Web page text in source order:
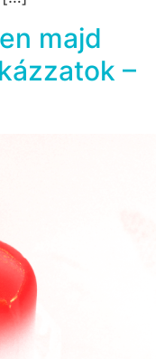
majd
–